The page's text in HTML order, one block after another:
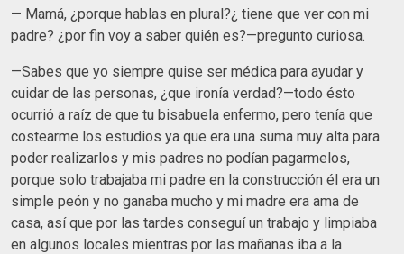
— Mamá, ¿porque hablas en plural?¿ tiene que ver con mi
padre? ¿por fin voy a saber quién es?—pregunto curiosa.
—Sabes que yo siempre quise ser médica para ayudar y
cuidar de las personas, ¿que ironía verdad?—todo ésto
ocurrió a raíz de que tu bisabuela enfermo, pero tenía que
costearme los estudios ya que era una suma muy alta para
poder realizarlos y mis padres no podían pagarmelos,
porque solo trabajaba mi padre en la construcción él era un
simple peón y no ganaba mucho y mi madre era ama de
casa, así que por las tardes conseguí un trabajo y limpiaba
en algunos locales mientras por las mañanas iba a la